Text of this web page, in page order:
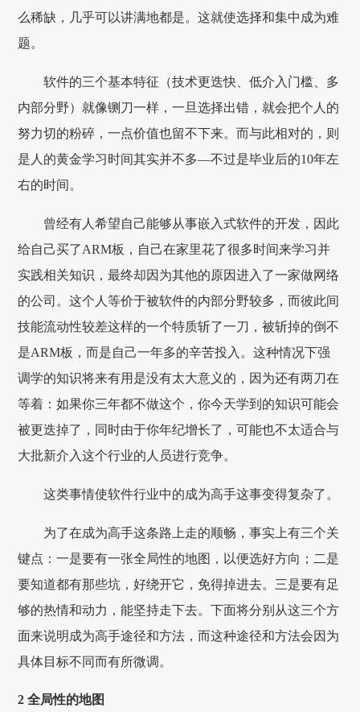
么稀缺，几乎可以讲满地都是。这就使选择和集中成为难
题。
软件的三个基本特征（技术更迭快、低介入门槛、多
内部分野）就像铡刀一样，一旦选择出错，就会把个人的
努力切的粉碎，一点价值也留不下来。而与此相对的，则
是人的黄金学习时间其实并不多—不过是毕业后的10年左
右的时间。
曾经有人希望自己能够从事嵌入式软件的开发，因此
给自己买了ARM板，自己在家里花了很多时间来学习并
实践相关知识，最终却因为其他的原因进入了一家做网络
的公司。这个人等价于被软件的内部分野较多，而彼此间
技能流动性较差这样的一个特质斩了一刀，被斩掉的倒不
是ARM板，而是自己一年多的辛苦投入。这种情况下强
调学的知识将来有用是没有太大意义的，因为还有两刀在
等着：如果你三年都不做这个，你今天学到的知识可能会
被更迭掉了，同时由于你年纪增长了，可能也不太适合与
大批新介入这个行业的人员进行竞争。
这类事情使软件行业中的成为高手这事变得复杂了。
为了在成为高手这条路上走的顺畅，事实上有三个关
键点：一是要有一张全局性的地图，以便选好方向；二是
要知道都有那些坑，好绕开它，免得掉进去。三是要有足
够的热情和动力，能坚持走下去。下面将分别从这三个方
面来说明成为高手途径和方法，而这种途径和方法会因为
具体目标不同而有所微调。
2 全局性的地图